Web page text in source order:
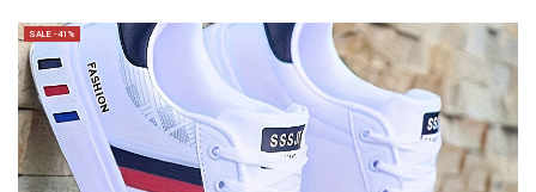
SALE -41%